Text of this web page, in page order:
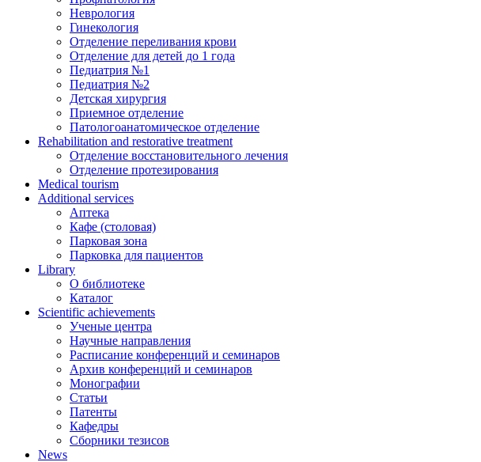
Неврология
Гинекология
Отделение переливания крови
Отделение для детей до 1 года
Педиатрия №1
Педиатрия №2
Детская хирургия
Приемное отделение
Патологоанатомическое отделение
Rehabilitation and restorative treatment
Отделение восстановительного лечения
Отделение протезирования
Medical tourism
Additional services
Аптека
Кафе (столовая)
Парковая зона
Парковка для пациентов
Library
О библиотеке
Каталог
Scientific achievements
Ученые центра
Научные направления
Расписание конференций и семинаров
Архив конференций и семинаров
Монографии
Статьи
Патенты
Кафедры
Сборники тезисов
News